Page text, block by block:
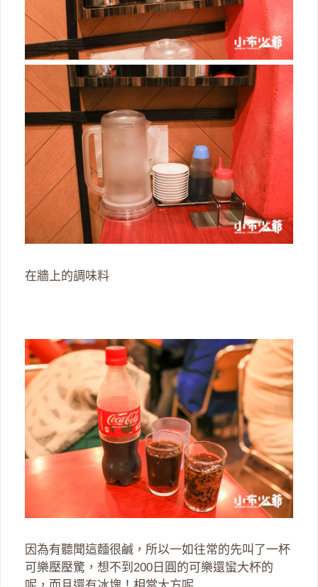
在牆上的調味料
因為有聽聞這麵很鹹，所以一如往常的先叫了一杯
可樂壓壓驚，想不到200日圓的可樂還蠻大杯的